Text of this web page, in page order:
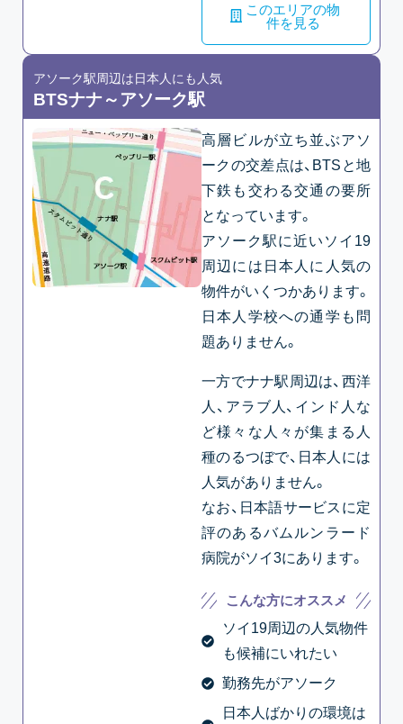
このエリアの物
件を見る
アソーク駅周辺は日本人にも人気
BTSナナ～アソーク駅
高層ビルが立ち並ぶアソ
ークの交差点は、BTSと地
下鉄も交わる交通の要所
となっています。
アソーク駅に近いソイ19
周辺には日本人に人気の
物件がいくつかあります。
日本人学校への通学も問
題ありません。
一方でナナ駅周辺は、西洋
人、アラブ人、インド人な
ど様々な人々が集まる人
種のるつぼで、日本人には
人気がありません。
なお、日本語サービスに定
評のあるバムルンラード
病院がソイ3にあります。
こんな方にオススメ
ソイ19周辺の人気物件
も候補にいれたい
勤務先がアソーク
日本人ばかりの環境は